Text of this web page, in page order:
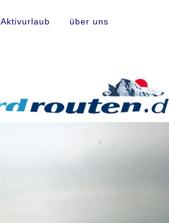
Aktivurlaub über uns